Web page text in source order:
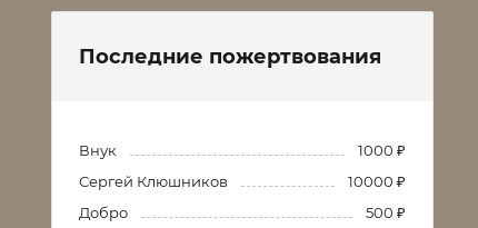
Последние пожертвования
Внук
1000 ₽
Сергей Клюшников
10000 ₽
Добро
500 ₽